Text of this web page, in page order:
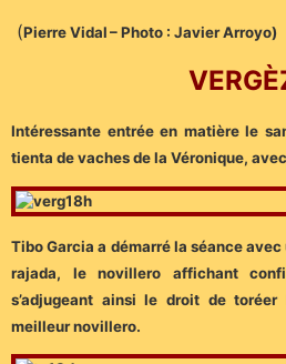
(Pierre Vidal– Photo : Javier Arroyo)
Intéressante entrée en matière le
tienta de vaches de la Véronique,
Tibo Garcia a démarré la séance
rajada, le novillero affichant
s’adjugeant ainsi le droit de
meilleur novillero.